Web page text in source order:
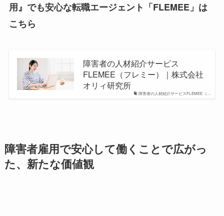
用』でも安心な転職エージェント「FLEMEE」は
こちら
障害者の人材紹介サービスFLEMEE（…
障害者の人材紹介サービス
FLEMEE（フレミー）｜株式会社
オリィ研究所
障害者雇用で安心して働くことで広がっ
た、新たな価値観